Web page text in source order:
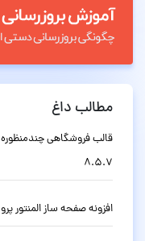
مطالب داغ
8.5.7
افزونه صفحه ساز المنتور پرو Elementor Pro وردپرس نسخه 4.2.1